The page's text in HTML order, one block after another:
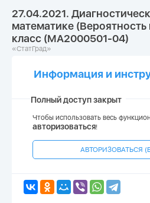
27.04.2021.
математике (Вероятность
класс (МА2000501-04)
«СтатГрад»
Информация и
Полный доступ закрыт
Чтобы использовать весь
авторизоваться!
АВТОРИЗОВАТЬСЯ